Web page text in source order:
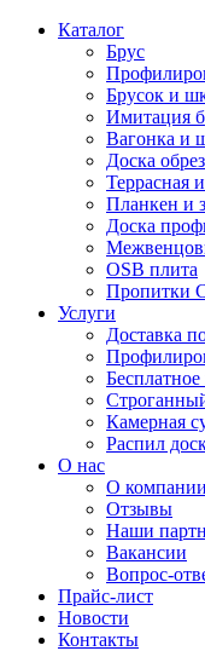
Каталог
Брус
Брусок и
Имитация
Вагонка и
Доска
Террасная
Планкен и
Доска
OSB плита
Пропитки
Услуги
Доставка
Камерная
Распил
О нас
О компании
Отзывы
Наши
Вакансии
Вопрос-
Прайс-лист
Новости
Контакты